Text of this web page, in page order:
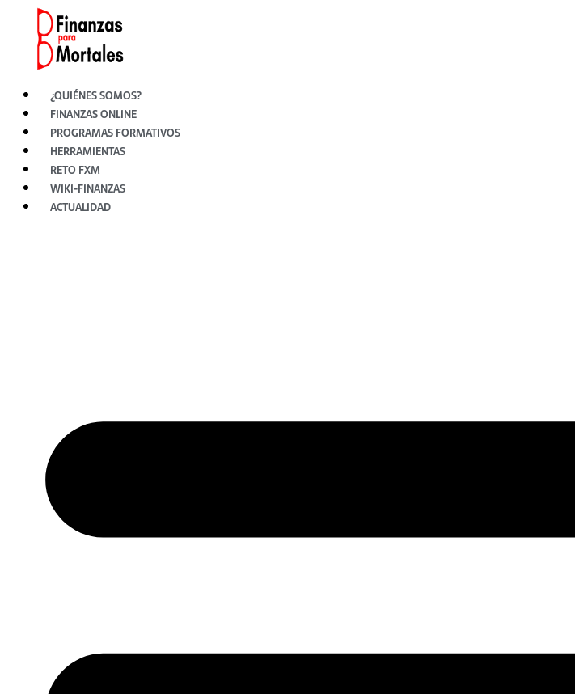
contenido
¿QUIÉNES SOMOS?
FINANZAS ONLINE
PROGRAMAS FORMATIVOS
HERRAMIENTAS
RETO FXM
WIKI-FINANZAS
ACTUALIDAD